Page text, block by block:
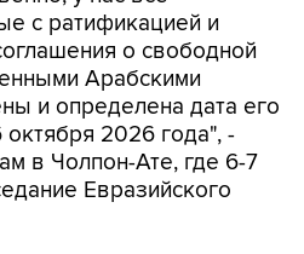
с ратификацией и
о свободной
Арабскими
и определена дата его
октября 2026 года", -
в Чолпон-Ате, где 6-7
Евразийского